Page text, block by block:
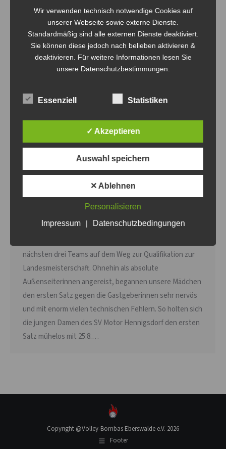
Lehrstunden für unseren weiblichen
Nachwuchs in der 2.Qualifikationsrunde
Nachwuchs,U18w Von Thomas Thurow 10. November 2024
nächsten drei Teams auf dem Weg zur Qualifikation zur
Landesmeisterschaft. Ohnehin als absolute
Außenseiterinnen angereist, begannen unsere Mädchen
den ersten Satz gegen die Gastgeberinnen sehr nervös
und mit enorm vielen technischen Fehlern. So holten sich
die jungen Damen des SV Motor Hennigsdorf den ersten
Satz mühelos mit 25:8.…
Copyright @Volley-Bombas Eberswalde e.V. 2026
Footer
Wir verwenden technisch notwendige Cookies auf
unserer Webseite sowie externe Dienste.
Standardmäßig sind alle externen Dienste deaktiviert.
Sie können diese jedoch nach belieben aktivieren &
deaktivieren. Für weitere Informationen lesen Sie
unsere Datenschutzbestimmungen.
Essenziell Statistiken
✓ Akzeptieren
Auswahl speichern
✕ Ablehnen
Personalisieren
Impressum
| Datenschutzbedingungen